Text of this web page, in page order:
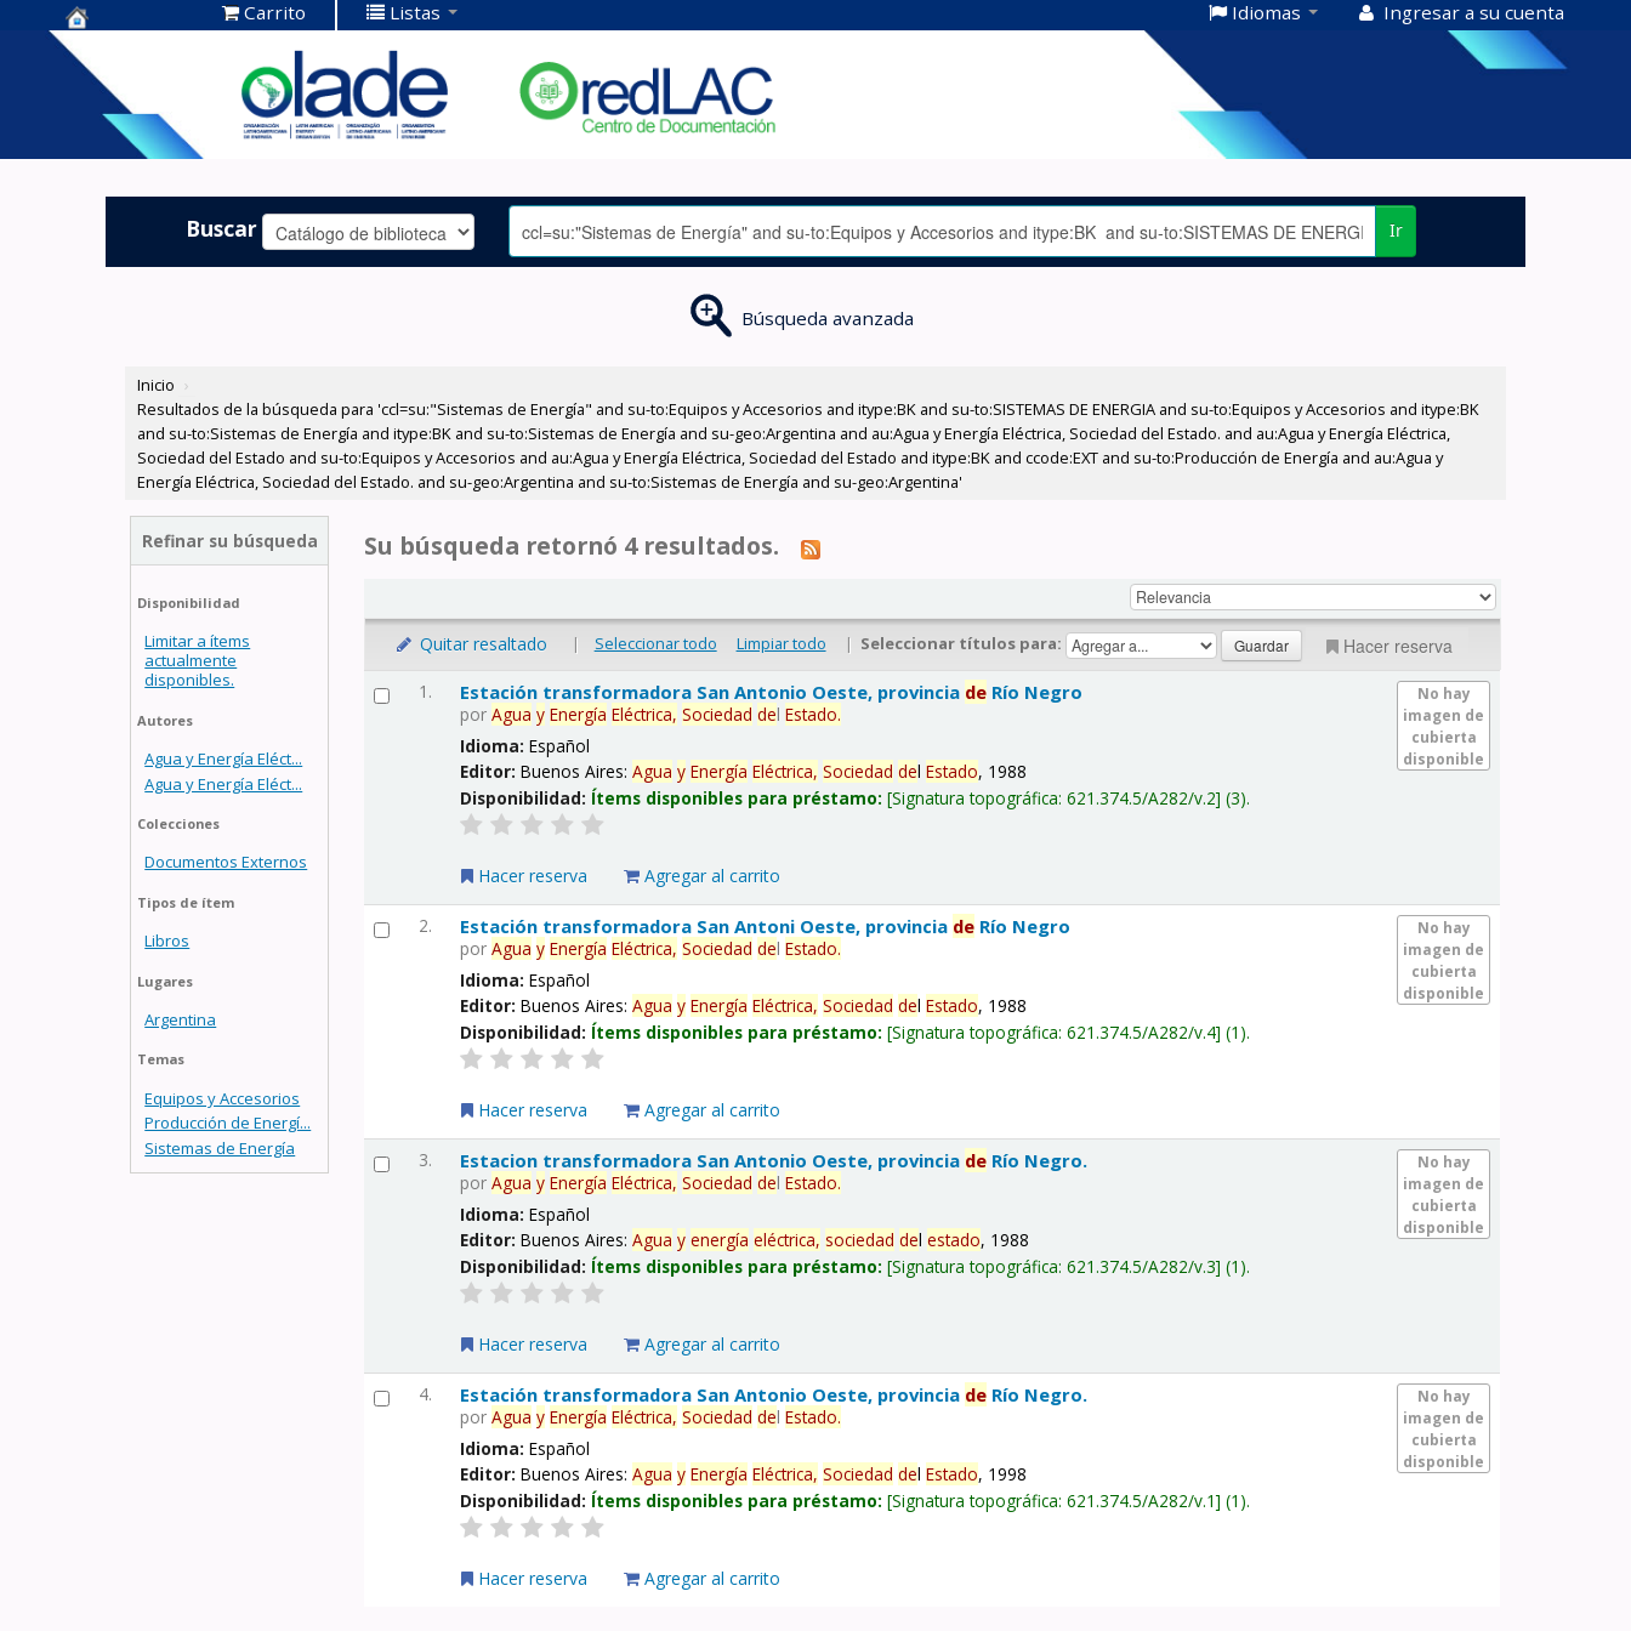
Centro de
Documentación
OLADE -
Carrito Listas Idiomas Ingresar a su cuenta
Buscar Ir
Búsqueda avanzada
Inicio ›
Resultados de la búsqueda para 'ccl=su:"Sistemas de Energía" and su-to:Equipos y Accesorios and itype:BK and su-to:SISTEMAS DE ENERGIA and su-to:Equipos y Accesorios and itype:BK
and su-to:Sistemas de Energía and itype:BK and su-to:Sistemas de Energía and su-geo:Argentina and au:Agua y Energía Eléctrica, Sociedad del Estado. and au:Agua y Energía Eléctrica,
Sociedad del Estado and su-to:Equipos y Accesorios and au:Agua y Energía Eléctrica, Sociedad del Estado and itype:BK and ccode:EXT and su-to:Producción de Energía and au:Agua y
Energía Eléctrica, Sociedad del Estado. and su-geo:Argentina and su-to:Sistemas de Energía and su-geo:Argentina'
Refinar su búsqueda
Disponibilidad
Limitar a ítems
actualmente
disponibles.
Autores
Agua y Energía Eléct...
Agua y Energía Eléct...
Colecciones
Documentos Externos
Tipos de ítem
Libros
Lugares
Argentina
Temas
Equipos y Accesorios
Producción de Energí...
Sistemas de Energía
Su búsqueda retornó 4 resultados.
Quitar resaltado | Seleccionar todo Limpiar todo | Seleccionar títulos para: Hacer reserva
1.
No hay
imagen de
cubierta
disponible
Estación transformadora San Antonio Oeste, provincia de Río Negro
porAgua y Energía Eléctrica, Sociedad delEstado.
Idioma:Español
Editor:Buenos Aires:Agua y Energía Eléctrica, Sociedad delEstado, 1988
Disponibilidad: Ítems disponibles para préstamo: Signatura topográfica:621.374.5/A282/v.2 (3).
Hacer reserva Agregar al carrito
2.
No hay
imagen de
cubierta
disponible
Estación transformadora San Antoni Oeste, provincia de Río Negro
porAgua y Energía Eléctrica, Sociedad delEstado.
Idioma:Español
Editor:Buenos Aires:Agua y Energía Eléctrica, Sociedad delEstado, 1988
Disponibilidad: Ítems disponibles para préstamo: Signatura topográfica:621.374.5/A282/v.4 (1).
Hacer reserva Agregar al carrito
3.
No hay
imagen de
cubierta
disponible
Estacion transformadora San Antonio Oeste, provincia de Río Negro.
porAgua y Energía Eléctrica, Sociedad delEstado.
Idioma:Español
Editor:Buenos Aires:Agua y energía eléctrica, sociedad delestado, 1988
Disponibilidad: Ítems disponibles para préstamo: Signatura topográfica:621.374.5/A282/v.3 (1).
Hacer reserva Agregar al carrito
4.
No hay
imagen de
cubierta
disponible
Estación transformadora San Antonio Oeste, provincia de Río Negro.
porAgua y Energía Eléctrica, Sociedad delEstado.
Idioma:Español
Editor:Buenos Aires:Agua y Energía Eléctrica, Sociedad delEstado, 1998
Disponibilidad: Ítems disponibles para préstamo: Signatura topográfica:621.374.5/A282/v.1 (1).
Hacer reserva Agregar al carrito